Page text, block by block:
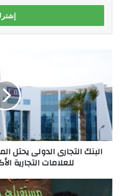
الإلكتروني
يحتل
المركز
التاسع
بقائمة
Fortune
للعلامات
التجارية
العالم
للعلامات التجارية
تشارك